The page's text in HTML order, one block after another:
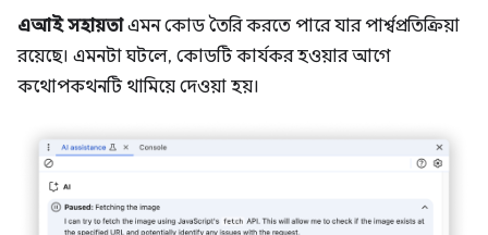
এআই সহায়তাএমন কোড তৈরি করতে পারে যার পার্শ্বপ্রতিক্রিয়া
রয়েছে। এমনটা ঘটলে, কোডটি কার্যকর হওয়ার আগে
কথোপকথনটি থামিয়ে দেওয়া হয়।